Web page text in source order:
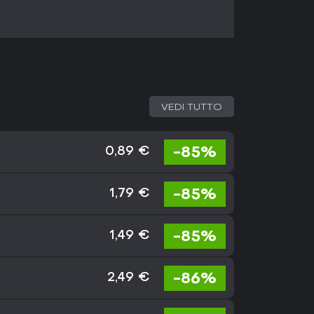
VEDI TUTTO
0,89 € -85%
1,79 € -85%
1,49 € -85%
2,49 € -86%